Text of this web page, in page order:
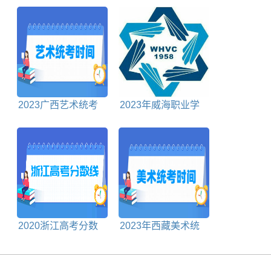
表
2023广西艺术统考
2023年威海职业学
2020浙江高考分数
2023年西藏美术统